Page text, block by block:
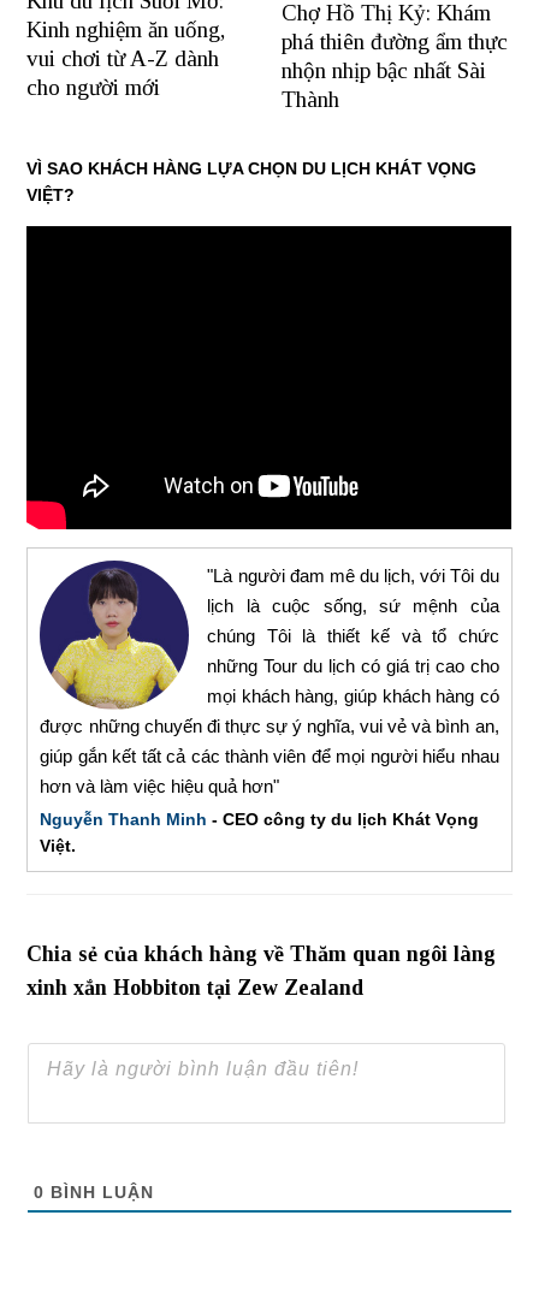
Kinh nghiệm ăn uống,
vui chơi từ A-Z dành
cho người mới
Chợ Hồ Thị Kỷ: Khám
phá thiên đường ẩm thực
nhộn nhịp bậc nhất Sài
Thành
VÌ SAO KHÁCH HÀNG LỰA CHỌN DU LỊCH KHÁT VỌNG
VIỆT?
"Là người đam mê du lịch, với Tôi du
lịch là cuộc sống, sứ mệnh của
chúng Tôi là thiết kế và tổ chức
những Tour du lịch có giá trị cao cho
mọi khách hàng, giúp khách hàng có
được những chuyến đi thực sự ý nghĩa, vui vẻ và bình an,
giúp gắn kết tất cả các thành viên để mọi người hiểu nhau
hơn và làm việc hiệu quả hơn"
Nguyễn Thanh Minh - CEO công ty du lịch Khát Vọng
Việt.
Chia sẻ của khách hàng về Thăm quan ngôi làng
xinh xắn Hobbiton tại Zew Zealand
0 BÌNH LUẬN